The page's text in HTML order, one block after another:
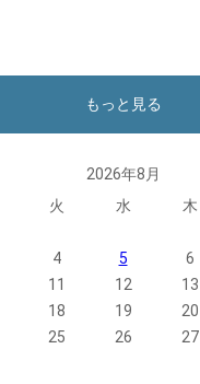
もっと見る
2026年8月
火 水 木
4 5 6
11 12 13
18 19 20
25 26 27